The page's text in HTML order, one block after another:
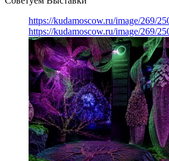
https://kudamoscow.ru/image/269/
https://kudamoscow.ru/image/269/